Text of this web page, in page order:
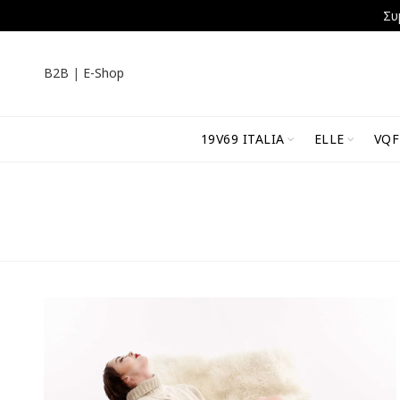
B2B | E-Shop
19V69 ITALIA ELLE